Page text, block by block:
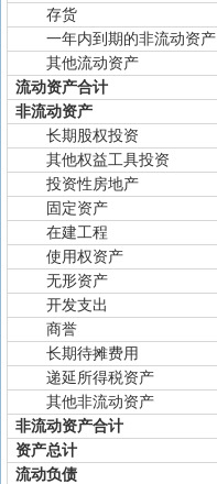
存货
一年内到期的非流动资产
其他流动资产
流动资产合计
非流动资产
长期股权投资
其他权益工具投资
投资性房地产
固定资产
在建工程
使用权资产
无形资产
开发支出
商誉
长期待摊费用
递延所得税资产
其他非流动资产
非流动资产合计
资产总计
流动负债